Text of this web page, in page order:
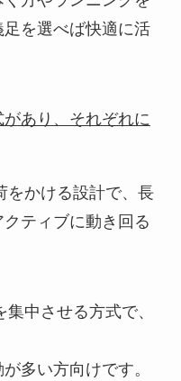
を選べば快適に活
あり、それぞれに
をかける設計で、長
ティブに動き回る
中させる方式で、
多い方向けです。